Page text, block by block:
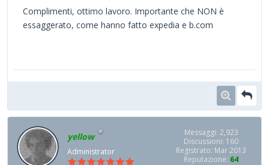
Complimenti, ottimo lavoro. Importante che NON è
essaggerato, come hanno fatto expedia e b.com
yellow
Administrator
Messaggi: 2,923
Discussioni: 160
Registrato: Mar 2013
Reputazione: 64